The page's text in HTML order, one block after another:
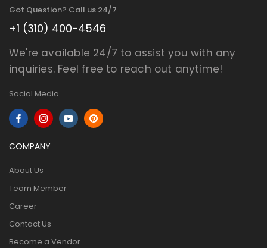
Got Question? Call us 24/7
+1 (310) 400-4546
We're available 24/7 to assist you with any
inquiries. Feel free to reach out anytime!
Social Media
COMPANY
About Us
Team Member
Career
Contact Us
Become a Vendor